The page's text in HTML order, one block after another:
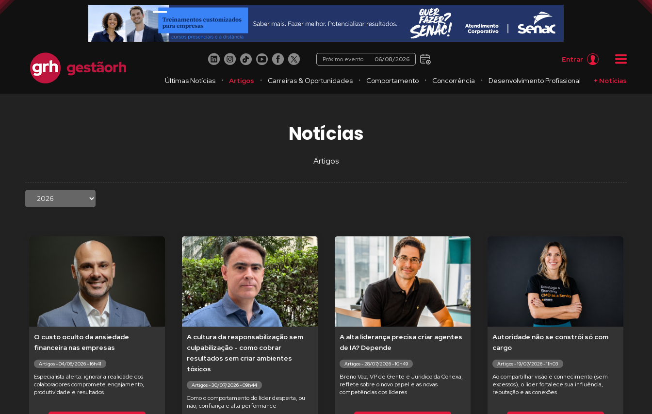
Próximo evento 06/08/2026 Entrar
Últimas Notícias ・ Artigos ・ Carreiras & Oportunidades ・ Comportamento ・ Concorrência ・ Desenvolvimento Profissional + Notícias
Notícias
Artigos
O custo oculto da ansiedade
financeira nas empresas
Artigos - 04/08/2026 - 16h41
Especialista alerta: ignorar a realidade dos
colaboradores compromete engajamento,
produtividade e resultados
A cultura da responsabilização sem
culpabilização - como cobrar
resultados sem criar ambientes
tóxicos
Artigos - 30/07/2026 - 09h44
Como o comportamento do líder desperta, ou
não, confiança e alta performance
A alta liderança precisa criar agentes
de IA? Depende
Artigos - 28/07/2026 - 10h49
Breno Vaz, VP de Gente e Jurídico da Conexa,
reflete sobre o novo papel e as novas
competências dos líderes
Autoridade não se constrói só com
cargo
Artigos - 19/07/2026 - 11h03
Ao compartilhar visão e conhecimento (sem
excessos), o líder fortalece sua influência,
reputação e as conexões